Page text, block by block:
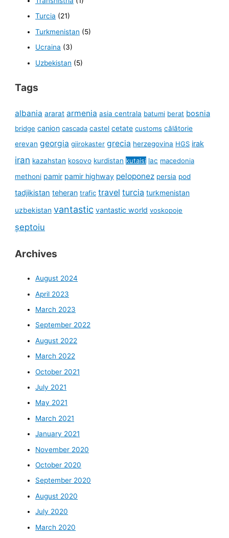
Turcia (21)
Turkmenistan (5)
Ucraina (3)
Uzbekistan (5)
Tags
albania ararat armenia asia centrala batumi berat bosnia
bridge canion cascada castel cetate customs călătorie
erevan georgia gjirokaster grecia herzegovina HGS irak
iran kazahstan kosovo kurdistan kutaisi lac macedonia
methoni pamir pamir highway peloponez persia pod
tadjikistan teheran trafic travel turcia turkmenistan
uzbekistan vantastic vantastic world voskopoje
șeptoiu
Archives
August 2024
April 2023
March 2023
September 2022
August 2022
March 2022
October 2021
July 2021
May 2021
March 2021
January 2021
November 2020
October 2020
September 2020
August 2020
July 2020
March 2020